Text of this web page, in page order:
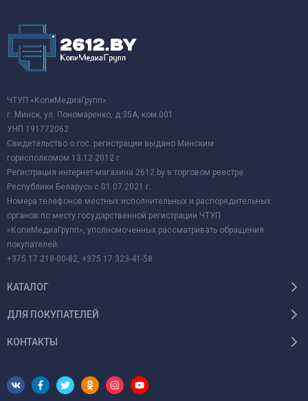
ЧТУП «КопиМедиаГрупп»
г. Минск, ул. Пономаренко, д.35А, ком.001
УНП 191772062
Свидетельство о гос. регистрации выдано Минским
горисполкомом 13.12.2012 г.
Регистрация интернет-магазина 2612.by в торговом реестре
Республики Беларусь с 01.07.2021 г.
Номера телефонов местных исполнительных и распорядительных
органов по месту государственной регистрации ЧТУП
«КопиМедиаГрупп», уполномоченных рассматривать обращения
покупателей:
+375 17 218-00-82, +375 17 323-41-58.
КАТАЛОГ
ДЛЯ ПОКУПАТЕЛЕЙ
КОНТАКТЫ